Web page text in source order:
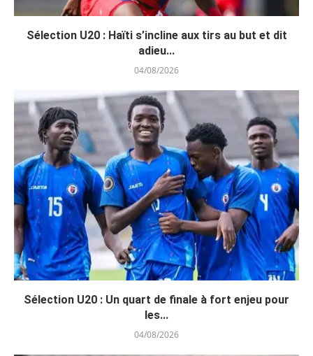
Sélection U20 : Haïti s’incline aux tirs au but et dit
adieu...
04/08/2026
Sélection U20 : Un quart de finale à fort enjeu pour
les...
04/08/2026